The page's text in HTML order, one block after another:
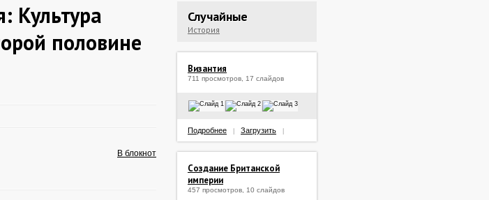
Культура
половине
В блокнот
Случайные
История
Византия
711 просмотров, 17 слайдов
Подробнее Загрузить
Создание Британской
империи
457 просмотров, 10 слайдов